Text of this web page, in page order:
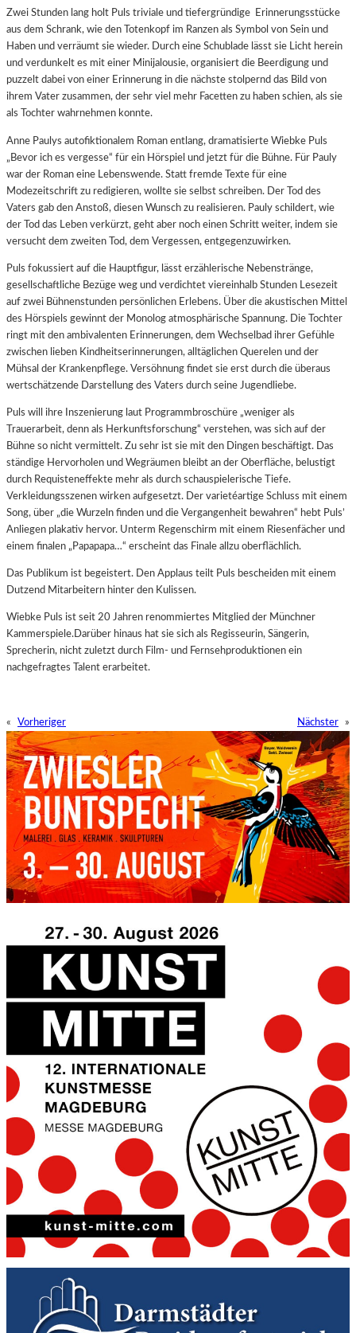
Zwei Stunden lang holt Puls triviale und tiefergründige Erinnerungsstücke
aus dem Schrank, wie den Totenkopf im Ranzen als Symbol von Sein und
Haben und verräumt sie wieder. Durch eine Schublade lässt sie Licht herein
und verdunkelt es mit einer Minijalousie, organisiert die Beerdigung und
puzzelt dabei von einer Erinnerung in die nächste stolpernd das Bild von
ihrem Vater zusammen, der sehr viel mehr Facetten zu haben schien, als sie
als Tochter wahrnehmen konnte.
Anne Paulys autofiktionalem Roman entlang, dramatisierte Wiebke Puls
„Bevor ich es vergesse“ für ein Hörspiel und jetzt für die Bühne. Für Pauly
war der Roman eine Lebenswende. Statt fremde Texte für eine
Modezeitschrift zu redigieren, wollte sie selbst schreiben. Der Tod des
Vaters gab den Anstoß, diesen Wunsch zu realisieren. Pauly schildert, wie
der Tod das Leben verkürzt, geht aber noch einen Schritt weiter, indem sie
versucht dem zweiten Tod, dem Vergessen, entgegenzuwirken.
Puls fokussiert auf die Hauptfigur, lässt erzählerische Nebenstränge,
gesellschaftliche Bezüge weg und verdichtet viereinhalb Stunden Lesezeit
auf zwei Bühnenstunden persönlichen Erlebens. Über die akustischen Mittel
des Hörspiels gewinnt der Monolog atmosphärische Spannung. Die Tochter
ringt mit den ambivalenten Erinnerungen, dem Wechselbad ihrer Gefühle
zwischen lieben Kindheitserinnerungen, alltäglichen Querelen und der
Mühsal der Krankenpflege. Versöhnung findet sie erst durch die überaus
wertschätzende Darstellung des Vaters durch seine Jugendliebe.
Puls will ihre Inszenierung laut Programmbroschüre „weniger als
Trauerarbeit, denn als Herkunftsforschung“ verstehen, was sich auf der
Bühne so nicht vermittelt. Zu sehr ist sie mit den Dingen beschäftigt. Das
ständige Hervorholen und Wegräumen bleibt an der Oberfläche, belustigt
durch Requisteneffekte mehr als durch schauspielerische Tiefe.
Verkleidungsszenen wirken aufgesetzt. Der varietéartige Schluss mit einem
Song, über „die Wurzeln finden und die Vergangenheit bewahren“ hebt Puls’
Anliegen plakativ hervor. Unterm Regenschirm mit einem Riesenfächer und
einem finalen „Papapapa…“ erscheint das Finale allzu oberflächlich.
Das Publikum ist begeistert. Den Applaus teilt Puls bescheiden mit einem
Dutzend Mitarbeitern hinter den Kulissen.
Wiebke Puls ist seit 20 Jahren renommiertes Mitglied der Münchner
Kammerspiele.Darüber hinaus hat sie sich als Regisseurin, Sängerin,
Sprecherin, nicht zuletzt durch Film- und Fernsehproduktionen ein
nachgefragtes Talent erarbeitet.
« Vorheriger Nächster »